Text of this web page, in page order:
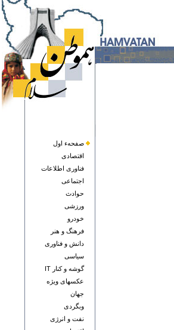
صفحهء اول
اقتصادی
فناوری اطلاعات
اجتماعی
حوادث
ورزشی
خودرو
فرهنگ و هنر
دانش و فناوری
سياسی
گوشه و کنار IT
عکسهای ويژه
جهان
وبگردی
نفت و انرژی